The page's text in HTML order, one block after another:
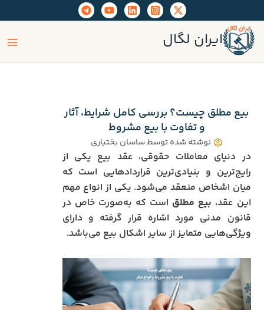
به
محتوا
ایران لگال
بیع مطلق چیست؟ بررسی کامل شرایط، آثار
و تفاوت با بیع مشروط
نوشته شده توسطساسان بختیاری
در دنیای معاملات حقوقی، عقد بیع یکی از
رایج‌ترین و بنیادی‌ترین قراردادهایی است که
میان اشخاص منعقد می‌شود. یکی از انواع مهم
این عقد، بیع مطلق است که به‌صورت خاص در
قانون مدنی مورد اشاره قرار گرفته و دارای
ویژگی‌هایی متمایز از سایر اشکال بیع می‌باشد.